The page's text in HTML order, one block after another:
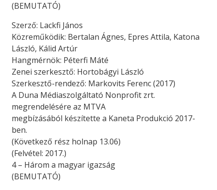
(BEMUTATÓ)
Szerző: Lackfi János
Közreműködik: Bertalan Ágnes, Epres Attila, Katona
László, Kálid Artúr
Hangmérnök: Péterfi Máté
Zenei szerkesztő: Hortobágyi László
Szerkesztő-rendező: Markovits Ferenc (2017)
A Duna Médiaszolgáltató Nonprofit zrt.
megrendelésére az MTVA
megbízásából készítette a Kaneta Produkció 2017-
ben.
(Következő rész holnap 13.06)
(Felvétel: 2017.)
4 – Három a magyar igazság
(BEMUTATÓ)